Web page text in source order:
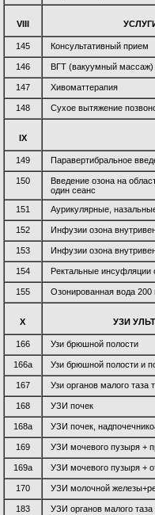
VIII
145 Консультативный прием
146 ВГТ (вакуумный массаж)
147 Хивоматтерапия
148 Сухое вытяжение
IX
149 Паравертибральное
150
Введение озона на
один сеанс
151
Аурикулярные,
152 Инфузии озона
153 Инфузии озона
154 Ректальные инсуфляции
155 Озонированная вода 200
X УЗИ
166 Узи брюшной полости
166а Узи брюшной полости и
167 Узи органов малого таза
168 УЗИ почек
168а УЗИ почек,
169 УЗИ мочевого пузыря +
169а УЗИ мочевого пузыря +
170 УЗИ молочной
183 УЗИ органов малого